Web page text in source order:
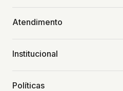
Atendimento
Institucional
Políticas